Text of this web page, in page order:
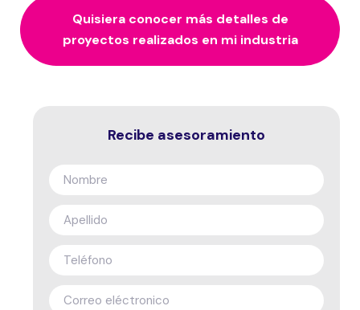
Quisiera conocer más detalles de
proyectos realizados en mi industria
Recibe asesoramiento